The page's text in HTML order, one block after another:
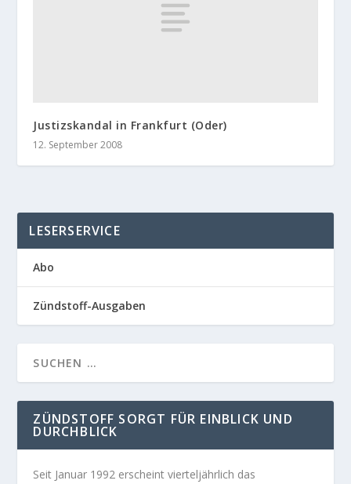
Justizskandal in Frankfurt (Oder)
12. September 2008
LESERSERVICE
Abo
Zündstoff-Ausgaben
ZÜNDSTOFF SORGT FÜR EINBLICK UND
DURCHBLICK
Seit Januar 1992 erscheint vierteljährlich das